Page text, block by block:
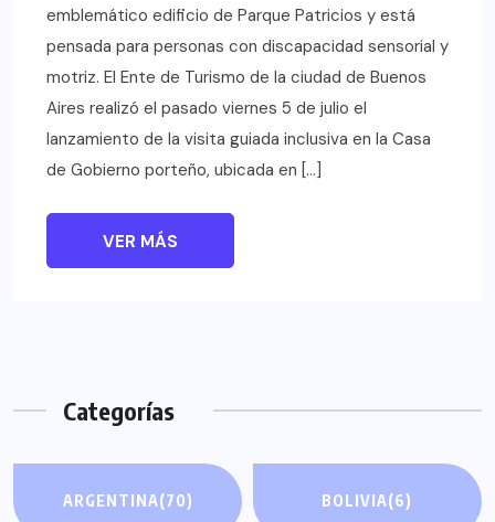
emblemático edificio de Parque Patricios y está
pensada para personas con discapacidad sensorial y
motriz. El Ente de Turismo de la ciudad de Buenos
Aires realizó el pasado viernes 5 de julio el
lanzamiento de la visita guiada inclusiva en la Casa
de Gobierno porteño, ubicada en […]
VER MÁS
Categorías
ARGENTINA(70) BOLIVIA(6)